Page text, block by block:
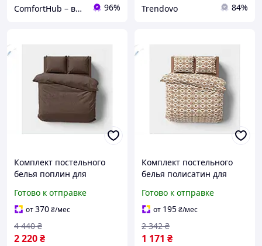
ComfortHub – ваш дом, ваш комфорт, ваше тепло 96% Trendovo 84%
Комплект постельного
белья поплин для
кровати с резинкой для
комфортного сна
Готово к отправке
от370₴/мес
2 220₴
4 440 ₴
Комплект постельного
белья полисатин для
кровати мягкий и
удобный для комфортного
сна
Готово к отправке
от 195₴/мес
1 171 ₴
2 342 ₴